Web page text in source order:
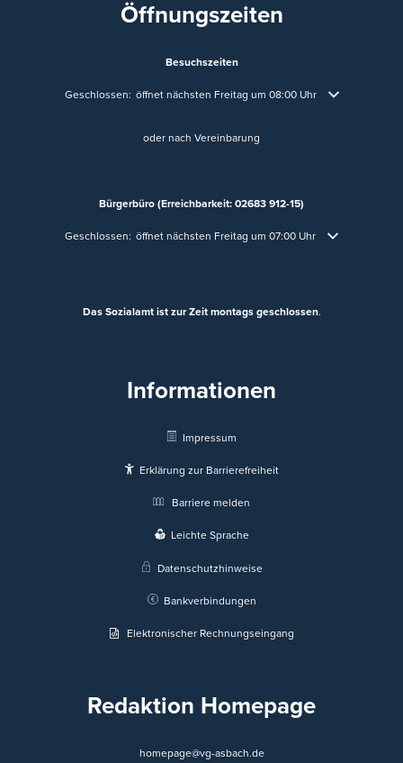
Öffnungszeiten
Besuchszeiten
Klicken, um weitere Öffnungs- oder Schließzeiten auszublenden
Geschlossen: öffnet nächsten Freitag um 08:00 Uhr
oder nach Vereinbarung
Bürgerbüro (Erreichbarkeit: 02683 912-15)
Klicken, um weitere Öffnungs- oder Schließzeiten auszublenden
Geschlossen: öffnet nächsten Freitag um 07:00 Uhr
Das Sozialamt ist zur Zeit montags geschlossen.
Informationen
Impressum
Erklärung zur Barrierefreiheit
Barriere melden
Leichte Sprache
Datenschutzhinweise
Bankverbindungen
Elektronischer Rechnungseingang
Redaktion Homepage
homepage@vg-asbach.de